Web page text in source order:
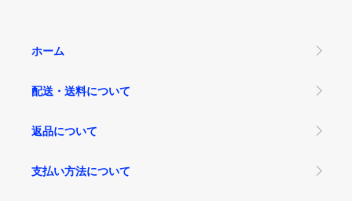
ホーム
配送・送料について
返品について
支払い方法について